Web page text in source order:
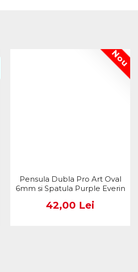
Nou
Pensula Dubla Pro Art Oval
6mm si Spatula Purple Everin
42,00 Lei